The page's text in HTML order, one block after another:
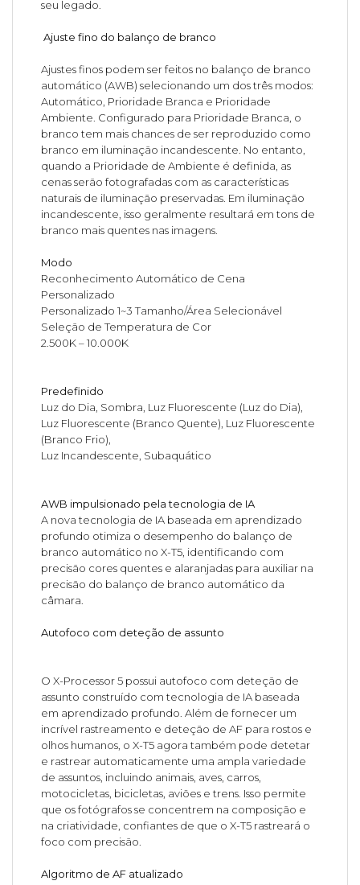
seu legado.
Ajuste fino do balanço de branco
Ajustes finos podem ser feitos no balanço de branco
automático (AWB) selecionando um dos três modos:
Automático, Prioridade Branca e Prioridade
Ambiente. Configurado para Prioridade Branca, o
branco tem mais chances de ser reproduzido como
branco em iluminação incandescente. No entanto,
quando a Prioridade de Ambiente é definida, as
cenas serão fotografadas com as características
naturais de iluminação preservadas. Em iluminação
incandescente, isso geralmente resultará em tons de
branco mais quentes nas imagens.
Modo
Reconhecimento Automático de Cena
Personalizado
Personalizado 1~3 Tamanho/Área Selecionável
Seleção de Temperatura de Cor
2.500K – 10.000K
Predefinido
Luz do Dia, Sombra, Luz Fluorescente (Luz do Dia),
Luz Fluorescente (Branco Quente), Luz Fluorescente
(Branco Frio),
Luz Incandescente, Subaquático
AWB impulsionado pela tecnologia de IA
A nova tecnologia de IA baseada em aprendizado
profundo otimiza o desempenho do balanço de
branco automático no X-T5, identificando com
precisão cores quentes e alaranjadas para auxiliar na
precisão do balanço de branco automático da
câmara.
Autofoco com deteção de assunto
O X-Processor 5 possui autofoco com deteção de
assunto construído com tecnologia de IA baseada
em aprendizado profundo. Além de fornecer um
incrível rastreamento e deteção de AF para rostos e
olhos humanos, o X-T5 agora também pode detetar
e rastrear automaticamente uma ampla variedade
de assuntos, incluindo animais, aves, carros,
motocicletas, bicicletas, aviões e trens. Isso permite
que os fotógrafos se concentrem na composição e
na criatividade, confiantes de que o X-T5 rastreará o
foco com precisão.
Algoritmo de AF atualizado